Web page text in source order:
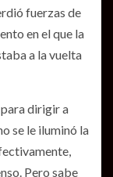
fuerzas de
en el que la
a la vuelta
dirigir a
se le iluminó la
Pero sabe